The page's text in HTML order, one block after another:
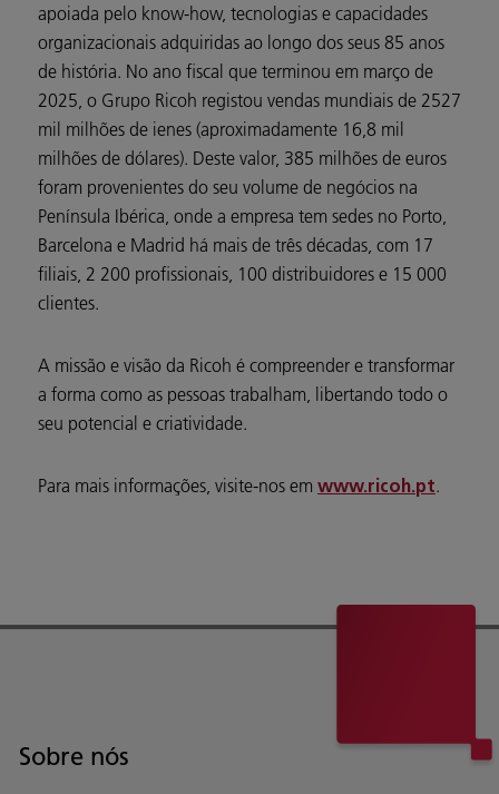
apoiada pelo know-how, tecnologias e capacidades
organizacionais adquiridas ao longo dos seus 85 anos
de história. No ano fiscal que terminou em março de
2025, o Grupo Ricoh registou vendas mundiais de 2527
mil milhões de ienes (aproximadamente 16,8 mil
milhões de dólares). Deste valor, 385 milhões de euros
foram provenientes do seu volume de negócios na
Península Ibérica, onde a empresa tem sedes no Porto,
Barcelona e Madrid há mais de três décadas, com 17
filiais, 2 200 profissionais, 100 distribuidores e 15 000
clientes.
A missão e visão da Ricoh é compreender e transformar
a forma como as pessoas trabalham, libertando todo o
seu potencial e criatividade.
Para mais informações, visite-nos em www.ricoh.pt.
Sobre nós